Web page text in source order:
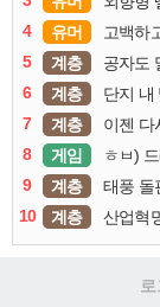
4
유머 고백하
5
계층 공자도
6
계층 단지 내 방송
7
계층 이젠 다
8
게임 ㅎㅂ)
9
계층 태풍 돌
10
계층 산업혁